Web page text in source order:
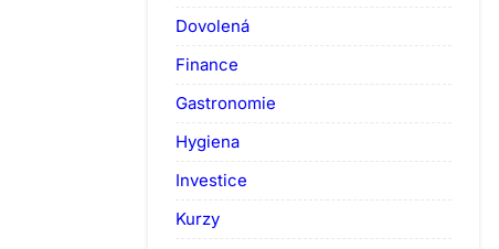
Dovolená
Finance
Gastronomie
Hygiena
Investice
Kurzy